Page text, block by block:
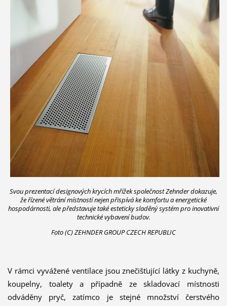
Svou prezentací designových krycích mřížek společnost Zehnder dokazuje,
že řízené větrání místností nejen přispívá ke komfortu a energetické
hospodárnosti, ale představuje také esteticky sladěný systém pro inovativní
technické vybavení budov.
Foto (C) ZEHNDER GROUP CZECH REPUBLIC
V rámci vyvážené ventilace jsou znečišťující látky z kuchyně,
koupelny, toalety a případně ze skladovací místnosti
odváděny pryč, zatímco je stejné množství čerstvého